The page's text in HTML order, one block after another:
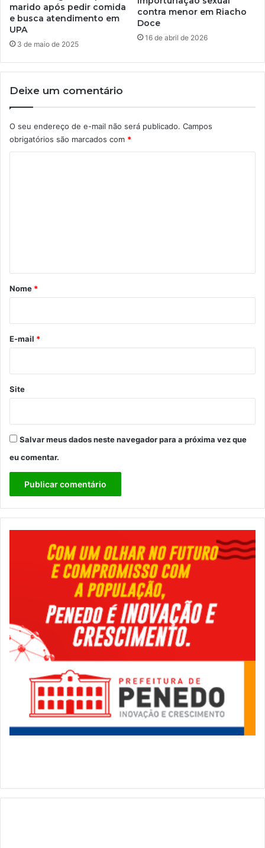
marido após pedir comida
e busca atendimento em
UPA
3 de maio de 2025
contra menor em Riacho
Doce
16 de abril de 2026
Deixe um comentário
O seu endereço de e-mail não será publicado. Campos
obrigatórios são marcados com *
r
*
Nome *
E-mail *
Site
Salvar meus dados neste navegador para a próxima vez que
eu comentar.